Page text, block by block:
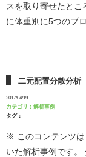
スを取り寄せたとこ
に体重別に5つのブ
二元配置分散分析
2017/04/19
カテゴリ： 解析事例
タグ：
※ このコンテンツ
いた解析事例です。